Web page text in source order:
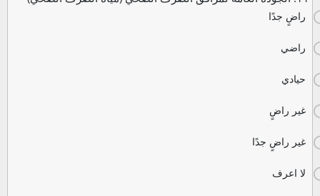
راضٍ جدًا
راضي
حيادي
غير راضٍ
غير راضٍ جدًا
لا اعرف